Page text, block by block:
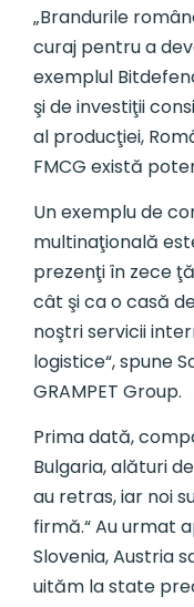
„Brandurile
curaj pentru a
exemplul
şi de investiţii
al producţiei,
FMCG există
Un exemplu de
multinaţională
prezenţi în zece
cât şi ca o casă
noştri servicii
logistice“, spune
GRAMPET Group.
Prima dată,
Bulgaria, alături
au retras, iar noi
firmă.“ Au urmat
Slovenia, Austria
uităm la state